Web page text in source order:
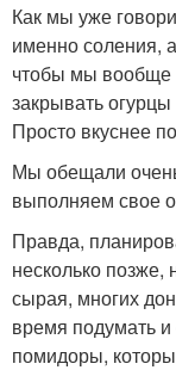
Как мы уже
именно соления,
чтобы мы вообще
закрывать
Просто вкуснее
Мы обещали
выполняем свое
Правда,
несколько позже,
сырая, многих
время подумать и
помидоры,